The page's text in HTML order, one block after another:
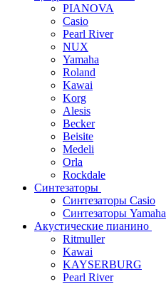
PIANOVA
Casio
Pearl River
NUX
Yamaha
Roland
Kawai
Korg
Alesis
Becker
Beisite
Medeli
Orla
Rockdale
Синтезаторы
Синтезаторы Casio
Синтезаторы Yamaha
Акустические пианино
Ritmuller
Kawai
KAYSERBURG
Pearl River